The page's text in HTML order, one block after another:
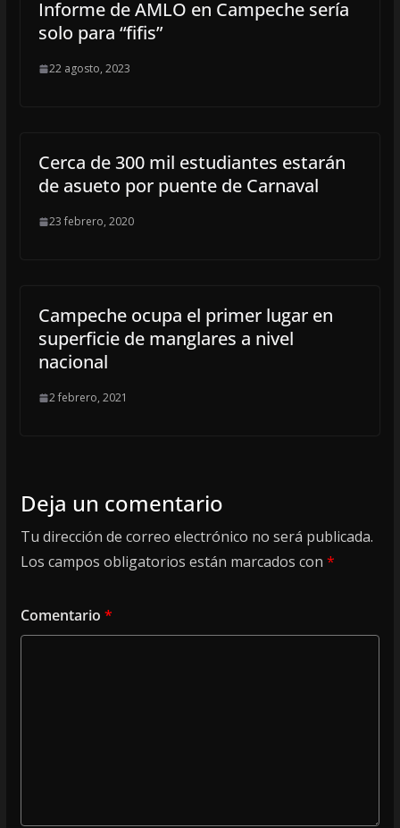
Informe de AMLO en Campeche sería
solo para “fifis”
22 agosto, 2023
Cerca de 300 mil estudiantes estarán
de asueto por puente de Carnaval
23 febrero, 2020
Campeche ocupa el primer lugar en
superficie de manglares a nivel
nacional
2 febrero, 2021
Deja un comentario
Tu dirección de correo electrónico no será publicada.
Los campos obligatorios están marcados con *
Comentario *